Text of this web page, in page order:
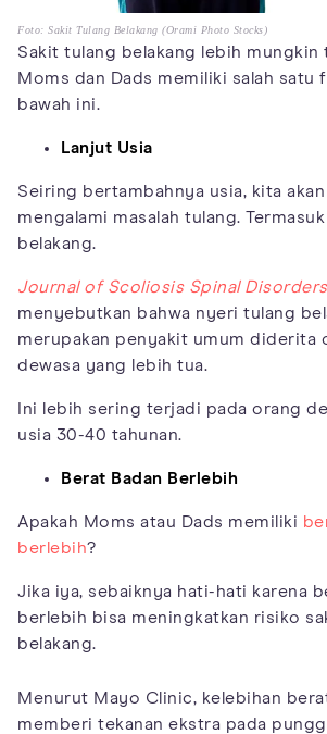
Foto: Sakit Tulang Belakang (Orami Photo Stocks)
Sakit tulang belakang lebih mungkin
Moms dan Dads memiliki salah satu
bawah ini.
Lanjut Usia
Seiring bertambahnya usia, kita
mengalami masalah tulang.
belakang.
Journal of Scoliosis Spinal Disorders
menyebutkan bahwa nyeri tulang
merupakan penyakit umum diderita
dewasa yang lebih tua.
Ini lebih sering terjadi pada orang
usia 30-40 tahunan.
Berat Badan Berlebih
Apakah Moms atau Dads memiliki
berlebih?
Jika iya, sebaiknya hati-hati karena
berlebih bisa meningkatkan risiko
belakang.
Menurut Mayo Clinic, kelebihan
memberi tekanan ekstra pada